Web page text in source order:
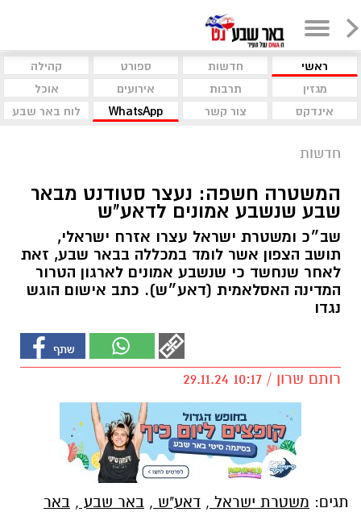
ראשי חדשות ספורט
קהילה
מגזין
תרבות אירועים
אוכל
אינדקס
צור קשר WhatsApp לוח באר שבע
חדשות
המשטרה חשפה: נעצר סטודנט מבאר
שבע שנשבע אמונים לדאע"ש
שב״כ ומשטרת ישראל עצרו אזרח ישראלי,
תושב הצפון אשר לומד במכללה בבאר שבע, זאת
לאחר שנחשד כי שנשבע אמונים לארגון הטרור
המדינה האסלאמית (דאע״ש). כתב אישום הוגש
נגדו
רותם שרון / 10:17 29.11.24
תגים: משטרת ישראל , דאע"ש , באר שבע , באר